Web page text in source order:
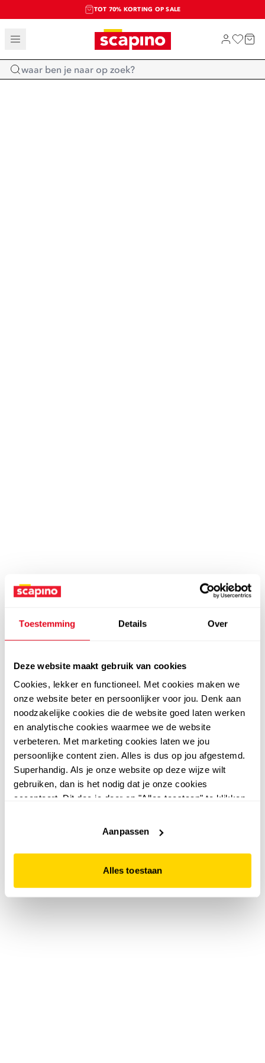
Toestemming Details Over
Deze website maakt gebruik van cookies
Cookies, lekker en functioneel. Met cookies maken we
onze website beter en persoonlijker voor jou. Denk aan
noodzakelijke cookies die de website goed laten werken
en analytische cookies waarmee we de website
verbeteren. Met marketing cookies laten we jou
persoonlijke content zien. Alles is dus op jou afgestemd.
Superhandig. Als je onze website op deze wijze wilt
gebruiken, dan is het nodig dat je onze cookies
accepteert. Dit doe je door op "Alles toestaan" te klikken.
website niet optimaal functioneert.
Aanpassen
Alles toestaan
TOT 70% KORTING OP SALE
SALE: LAATSTE KANS!
SHOP NIEUW
Home